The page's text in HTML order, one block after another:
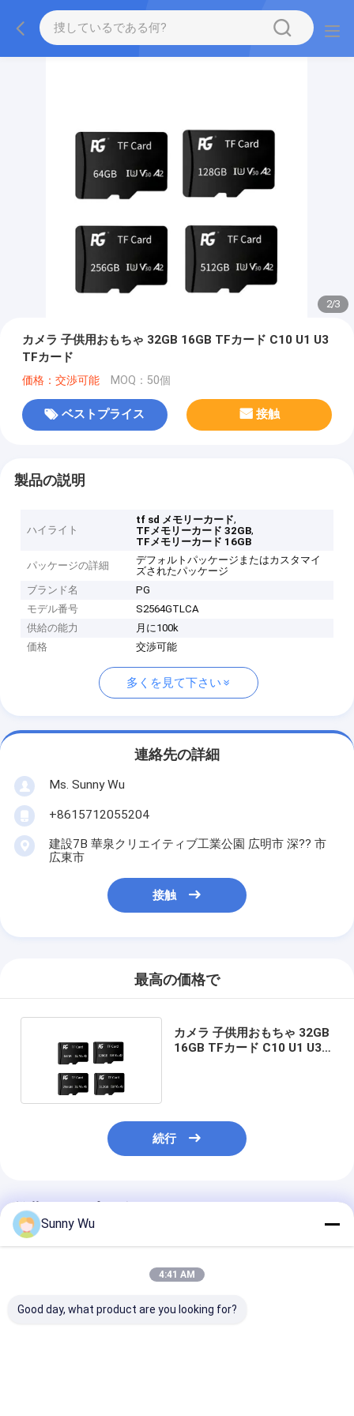
2/3
カメラ 子供用おもちゃ 32GB 16GB TFカード C10 U1 U3
TFカード
価格：交渉可能 MOQ：50個
ベストプライス 接触
製品の説明
ハイライト
tf sd メモリーカード,
TFメモリーカード 32GB,
TFメモリーカード 16GB
パッケージの詳細
デフォルトパッケージまたはカスタマイ
ズされたパッケージ
ブランド名
PG
モデル番号
S2564GTLCA
供給の能力
月に100k
価格
交渉可能
多くを見て下さい
連絡先の詳細
Ms. Sunny Wu
+8615712055204
建設7B 華泉クリエイティブ工業公園 広明市 深?? 市
広東市
接触
最高の価格で
カメラ 子供用おもちゃ 32GB
16GB TFカード C10 U1 U3
続行
推薦されたプロダクト
Sunny Wu
4:41 AM
Good day, what product are you looking for?